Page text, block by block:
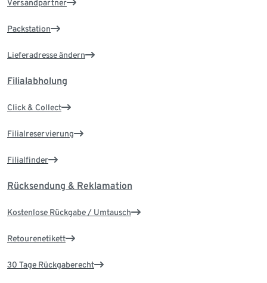
Versandpartner
Packstation
Lieferadresse ändern
Filialabholung
Click & Collect
Filialreservierung
Filialfinder
Rücksendung & Reklamation
Kostenlose Rückgabe / Umtausch
Retourenetikett
30 Tage Rückgaberecht